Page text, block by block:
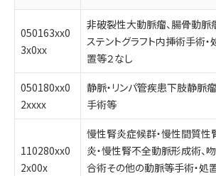
050163xx0
3x0xx
非破裂性大動脈瘤、腸骨動脈
ステントグラフト内挿術手術・
置等２なし
050180xx0
2xxxx
静脈・リンパ管疾患下肢静脈瘤
手術等
110280xx0
2x00x
慢性腎炎症候群・慢性間質性
炎・慢性腎不全動脈形成術、吻
合術その他の動脈等手術・処